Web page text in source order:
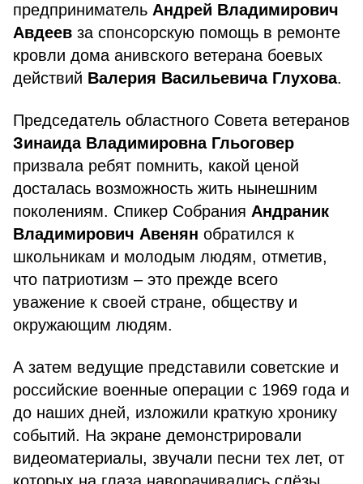
предприниматель Андрей Владимирович
Авдеев за спонсорскую помощь в ремонте
кровли дома анивского ветерана боевых
действий Валерия Васильевича Глухова.
Председатель областного Совета ветеранов
Зинаида Владимировна Гльоговер
призвала ребят помнить, какой ценой
досталась возможность жить нынешним
поколениям. Спикер Собрания Андраник
Владимирович Авенян обратился к
школьникам и молодым людям, отметив,
что патриотизм – это прежде всего
уважение к своей стране, обществу и
окружающим людям.
А затем ведущие представили советские и
российские военные операции с 1969 года и
до наших дней, изложили краткую хронику
событий. На экране демонстрировали
видеоматериалы, звучали песни тех лет, от